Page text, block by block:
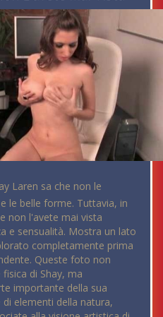
Laren sa che non le
le belle forme. Tuttavia, in
non l'avete mai vista
e sensualità. Mostra un lato
completamente prima
Queste foto non
di Shay, ma
importante della sua
elementi della natura,